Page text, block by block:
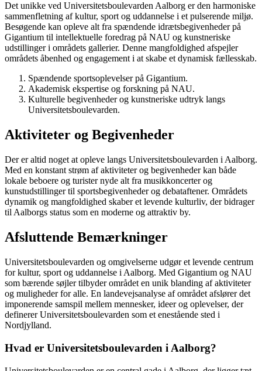
Det unikke ved Universitetsboulevarden Aalborg er den harmoniske
sammenfletning af kultur, sport og uddannelse i et pulserende miljø.
Besøgende kan opleve alt fra spændende idrætsbegivenheder på
Gigantium til intellektuelle foredrag på NAU og kunstneriske
udstillinger i områdets gallerier. Denne mangfoldighed afspejler
områdets åbenhed og engagement i at skabe et dynamisk fællesskab.
Spændende sportsoplevelser på Gigantium.
Akademisk ekspertise og forskning på NAU.
Kulturelle begivenheder og kunstneriske udtryk langs
Universitetsboulevarden.
Aktiviteter og Begivenheder
Der er altid noget at opleve langs Universitetsboulevarden i Aalborg.
Med en konstant strøm af aktiviteter og begivenheder kan både
lokale beboere og turister nyde alt fra musikkoncerter og
kunstudstillinger til sportsbegivenheder og debataftener. Områdets
dynamik og mangfoldighed skaber et levende kulturliv, der bidrager
til Aalborgs status som en moderne og attraktiv by.
Afsluttende Bemærkninger
Universitetsboulevarden og omgivelserne udgør et levende centrum
for kultur, sport og uddannelse i Aalborg. Med Gigantium og NAU
som bærende søjler tilbyder området en unik blanding af aktiviteter
og muligheder for alle. En landevejsanalyse af området afslører det
imponerende samspil mellem mennesker, ideer og oplevelser, der
definerer Universitetsboulevarden som et enestående sted i
Nordjylland.
Hvad er Universitetsboulevarden i Aalborg?